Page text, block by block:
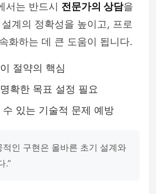
서는 반드시 전문가의 상담을
계의 정확성을 높이고, 프로
화하는 데 큰 도움이 됩니다.
절약의 핵심
확한 목표 설정 필요
있는 기술적 문제 예방
적인 구현은 올바른 초기 설계와
.”